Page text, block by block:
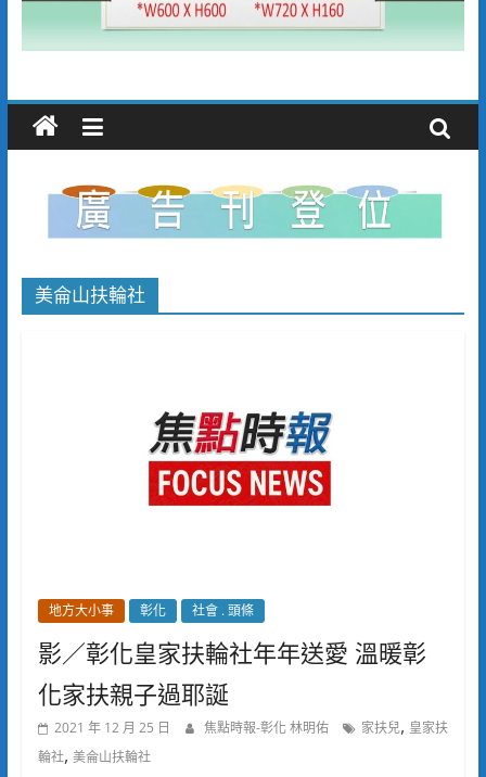
美侖山扶輪社
地方大小事 彰化 社會 . 頭條
影／彰化皇家扶輪社年年送愛 溫暖彰
化家扶親子過耶誕
2021 年 12 月 25 日 焦點時報-彰化 林明佑 家扶兒, 皇家扶
輪社, 美侖山扶輪社